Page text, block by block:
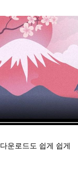
다운로드도 쉽게 쉽게